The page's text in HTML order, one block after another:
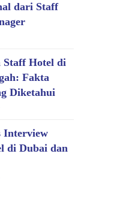
dari Staff
Staff Hotel di
Fakta
Diketahui
Interview
di Dubai dan